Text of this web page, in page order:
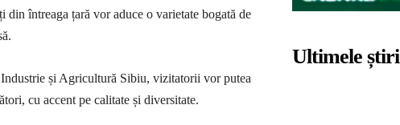
întreaga țară vor aduce o varietate bogată de
și Agricultură Sibiu, vizitatorii vor putea
cu accent pe calitate și diversitate.
Ultimele știri